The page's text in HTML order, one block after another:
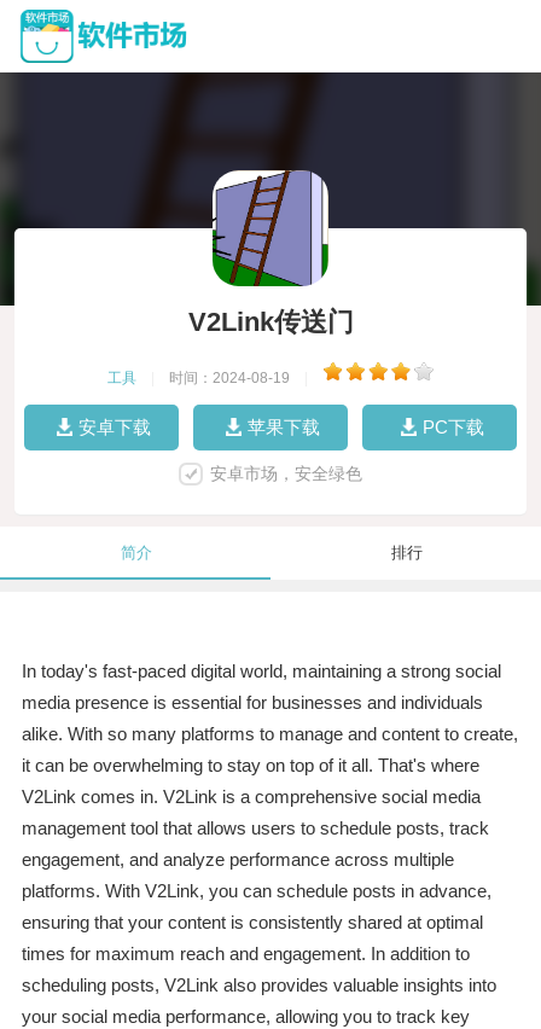
V2Link传送门
工具 时间：2024-08-19
安卓下载 苹果下载 PC下载
安卓市场，安全绿色
简介 排行
In today's fast-paced digital world, maintaining a strong social
media presence is essential for businesses and individuals
alike. With so many platforms to manage and content to create,
it can be overwhelming to stay on top of it all. That's where
V2Link comes in. V2Link is a comprehensive social media
management tool that allows users to schedule posts, track
engagement, and analyze performance across multiple
platforms. With V2Link, you can schedule posts in advance,
ensuring that your content is consistently shared at optimal
times for maximum reach and engagement. In addition to
scheduling posts, V2Link also provides valuable insights into
your social media performance, allowing you to track key